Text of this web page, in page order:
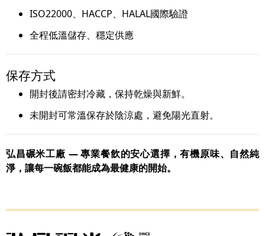
ISO22000、HACCP、HALAL國際驗證
全程低溫儲存、穩定供應
保存方式
開封後請密封冷藏，保持乾燥與新鮮。
未開封可常溫保存於陰涼處，避免陽光直射。
弘昌碾米工廠 — 專業餐飲的安心選擇，有機原味、自然純
淨，讓每一碗飯都能成為最健康的開始。